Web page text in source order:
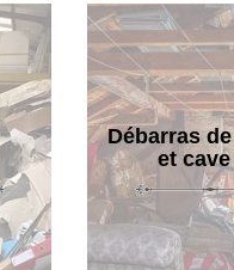
Débarras
et cave